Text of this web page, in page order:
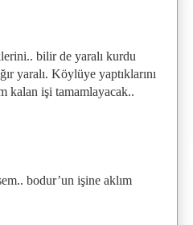
bilir de yaralı kurdu
yaralı. Köylüye yaptıklarını
kalan işi tamamlayacak..
bodur’un işine aklım